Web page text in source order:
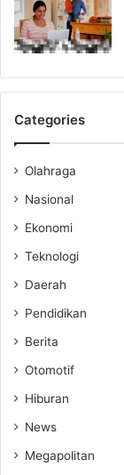
Categories
Olahraga
Nasional
Ekonomi
Teknologi
Daerah
Pendidikan
Berita
Otomotif
Hiburan
News
Megapolitan